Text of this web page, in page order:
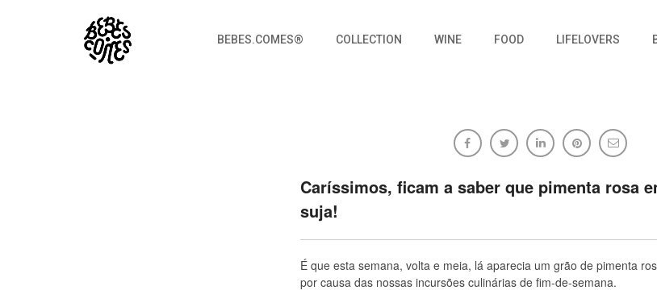
BEBES.COMES® COLLECTION WINE FOOD LIFELOVERS
Caríssimos, ficam a saber que pimenta rosa
suja!
É que esta semana, volta e meia, lá aparecia um grão de pimenta
por causa das nossas incursões culinárias de fim-de-semana.